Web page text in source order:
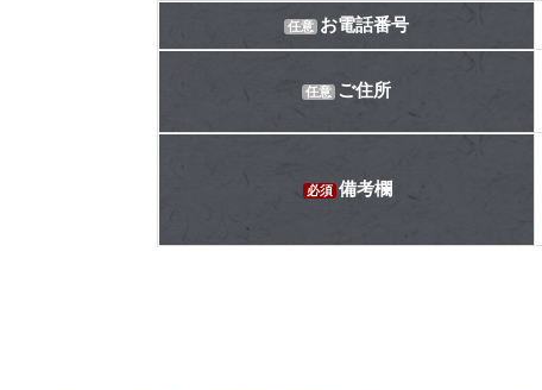
任意 お電話番号
任意 ご住所
必須 備考欄